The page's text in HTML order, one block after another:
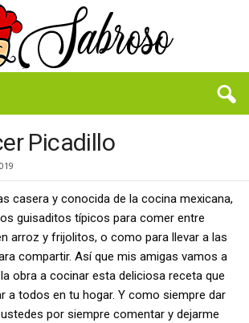
Picadillo
casera y conocida de la cocina mexicana,
guisaditos típicos para comer entre
arroz y frijolitos, o como para llevar a las
compartir. Así que mis amigas vamos a
obra a cocinar esta deliciosa receta que
a todos en tu hogar. Y como siempre dar
por siempre comentar y dejarme